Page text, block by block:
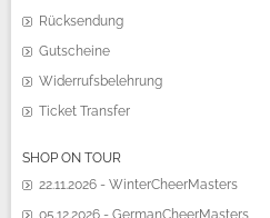
Rücksendung
Gutscheine
Widerrufsbelehrung
Ticket Transfer
SHOP ON TOUR
22.11.2026 - WinterCheerMasters
05.12.2026 - GermanCheerMasters